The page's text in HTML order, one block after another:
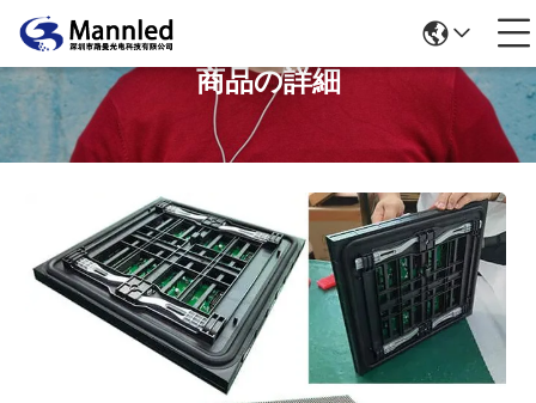
商品の詳細